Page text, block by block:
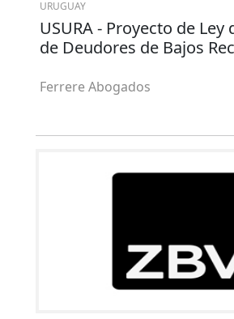
URUGUAY
USURA - Proyecto de Ley
de Deudores de Bajos
Ferrere Abogados